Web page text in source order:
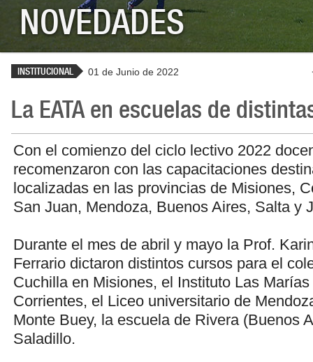
NOVEDADES
INSTITUCIONAL 01 de Junio de 2022
La EATA en escuelas de
Con el comienzo del ciclo lectivo 2022
recomenzaron con las capacitaciones
localizadas en las provincias de Misiones,
San Juan, Mendoza, Buenos Aires, Salta y
Durante el mes de abril y mayo la Prof.
Ferrario dictaron distintos cursos para el
Cuchilla en Misiones, el Instituto Las
Corrientes, el Liceo universitario de
Monte Buey, la escuela de Rivera (Buenos
Saladillo.